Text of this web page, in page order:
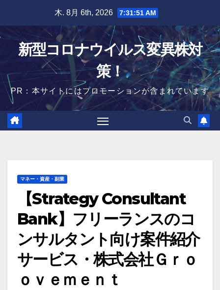
content
木. 8月 6th, 2026 7:31:52 AM
新型コロナウイルス変異株対
策！
PR：本サイトにはプロモーションが含まれています
マネー・資産・副業
【Strategy Consultant
Bank】フリーランスのコ
ンサルタント向け案件紹介
サービス・株式会社Ｇｒｏ
ｏｖｅｍｅｎｔ